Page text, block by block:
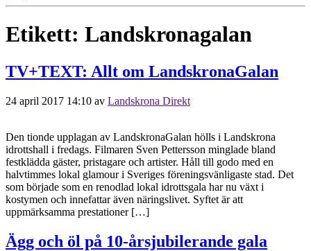
Etikett: Landskronagalan
TV+TEXT: Allt om LandskronaGalan
24 april 2017 14:10 av Landskrona Direkt
Den tionde upplagan av LandskronaGalan hölls i Landskrona
idrottshall i fredags. Filmaren Sven Pettersson minglade bland
festklädda gäster, pristagare och artister. Håll till godo med en
halvtimmes lokal glamour i Sveriges föreningsvänligaste stad. Det
som började som en renodlad lokal idrottsgala har nu växt i
kostymen och innefattar även näringslivet. Syftet är att
uppmärksamma prestationer […]
Ägg och öl på 10-årsjubilerande gala